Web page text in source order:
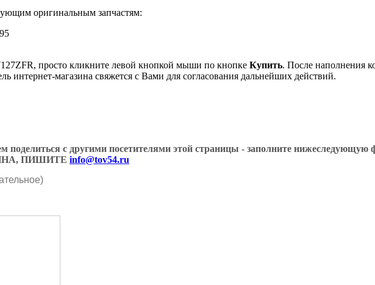
оригинальным запчастям:
просто кликните левой кнопкой мыши по кнопке Купить. После наполнения
интернет-магазина свяжется с Вами для согласования дальнейших действий.
поделиться с другими посетителями этой страницы - заполните
ПИШИТЕ info@tov54.ru